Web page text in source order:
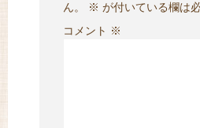
ん。
※ が付いている欄は
コメント ※